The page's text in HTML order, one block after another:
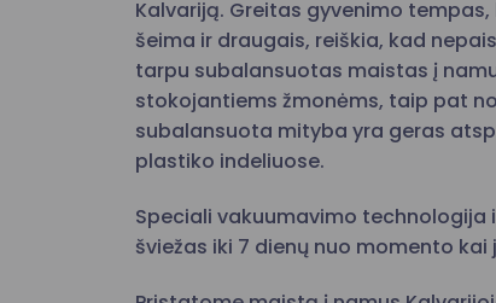
Kalvariją. Greitas gyvenimo
šeima ir draugais, reiškia, kad
tarpu subalansuotas maistas į
stokojantiems žmonėms, taip pat
subalansuota mityba yra geras
plastiko indeliuose.
Speciali vakuumavimo technologija
šviežas iki 7 dienų nuo momento kai